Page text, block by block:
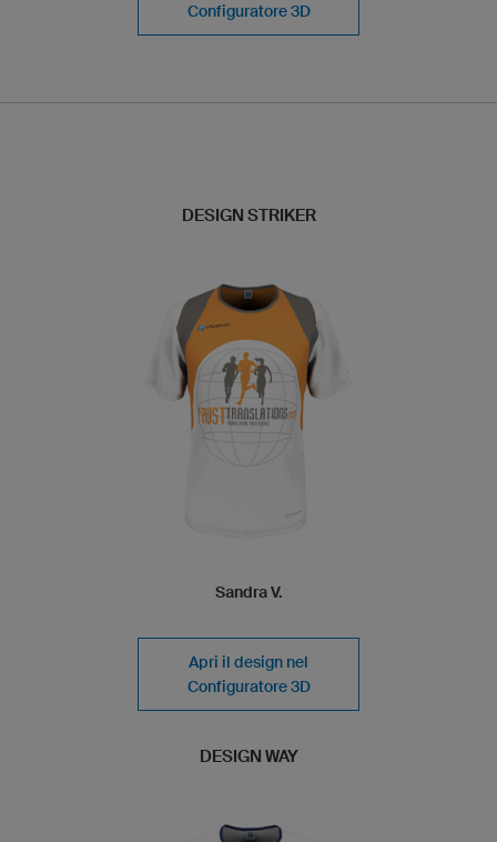
Configuratore 3D
DESIGN STRIKER
Sandra V.
Apri il design nel
Configuratore 3D
DESIGN WAY